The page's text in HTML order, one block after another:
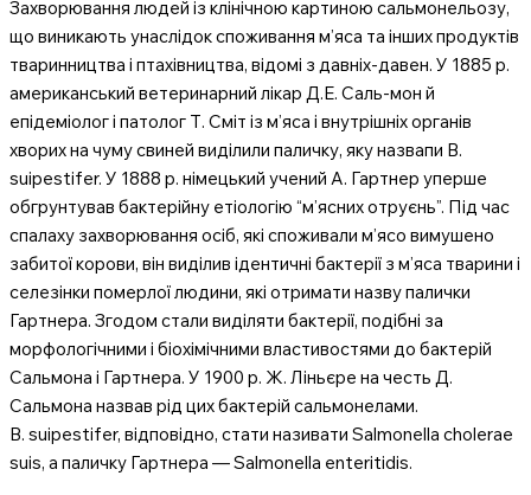
Захворювання людей із клінічною картиною сальмонельозу,
що виникають унаслідок споживання м’яса та інших продуктів
тваринництва і птахівництва, відомі з давніх-давен. У 1885 р.
американський ветеринарний лікар Д.Е. Саль-мон й
епідеміолог і патолог Т. Сміт із м’яса і внутрішніх органів
хворих на чуму свиней виділили паличку, яку назвапи В.
suipestifer. У 1888 р. німецький учений A. Гартнер уперше
обгрунтував бактерійну етіологію “м’ясних отруєнь”. Під час
спалаху захворювання осіб, які споживали м’ясо вимушено
забитої корови, він виділив ідентичні бактерії з м’яса тварини і
селезінки померлої людини, які отримати назву палички
Гартнера. Згодом стали виділяти бактерії, подібні за
морфологічними і біохімічними властивостями до бактерій
Сальмона і Гартнера. У 1900 р. Ж. Ліньєре на честь Д.
Сальмона назвав рід цих бактерій сальмонелами.
B. suipestifer, відповідно, стати називати Salmonella cholerae
suis, а паличку Гартнера — Salmonella enteritidis.